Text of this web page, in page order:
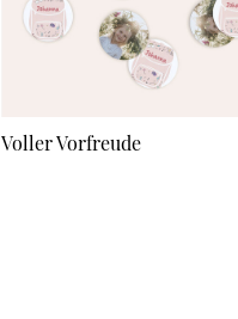
Voller Vorfreude